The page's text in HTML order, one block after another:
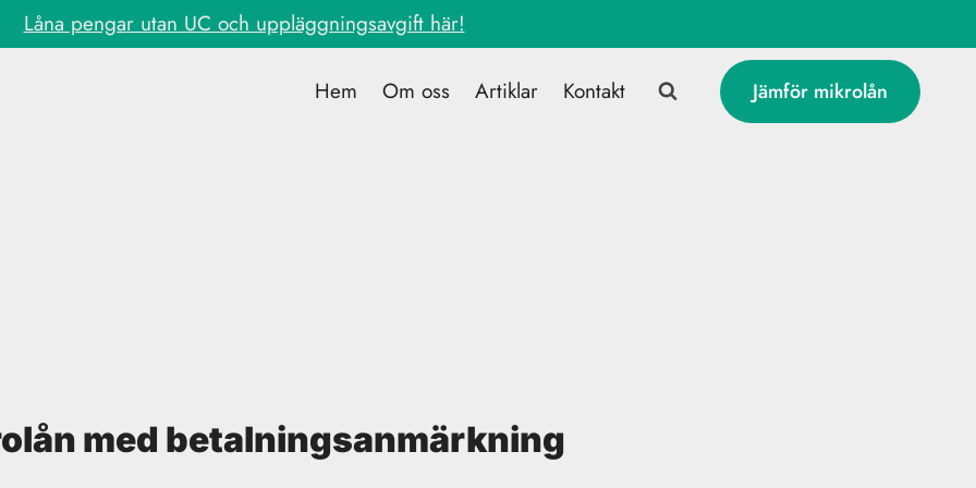
Låna pengar utan UC och uppläggningsavgift här!
Hem Om oss Artiklar Kontakt Jämför mikrolån
med betalningsanmärkning